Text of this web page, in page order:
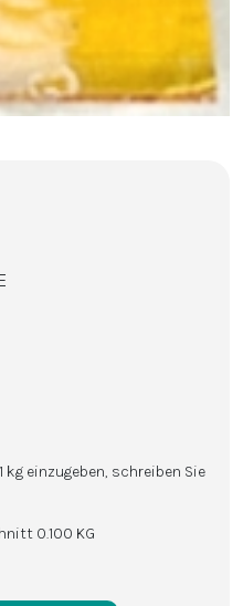
kg einzugeben, schreiben Sie
0.100 KG